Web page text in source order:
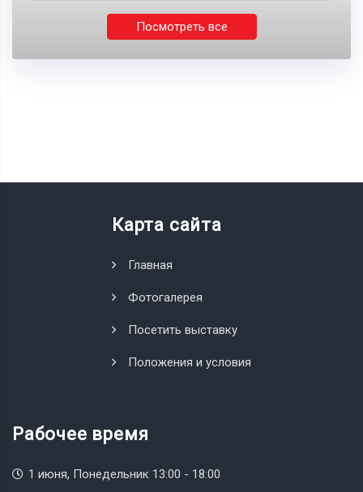
Посмотреть все
Карта сайта
Главная
Фотогалерея
Посетить выставку
Положения и условия
Рабочее время
1 июня, Понедельник 13:00 - 18:00